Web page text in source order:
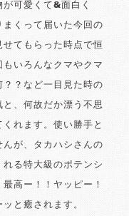
可愛くて&面白く
くって届いた今回の
てもらった時点で恒
いろんなクマやクマ
？など一目見た時の
、何故だか漂う不思
れます。使い勝手と
が、タカハシさんの
る特大級のポテンシ
高ー！！ヤッピー！
と癒されます。